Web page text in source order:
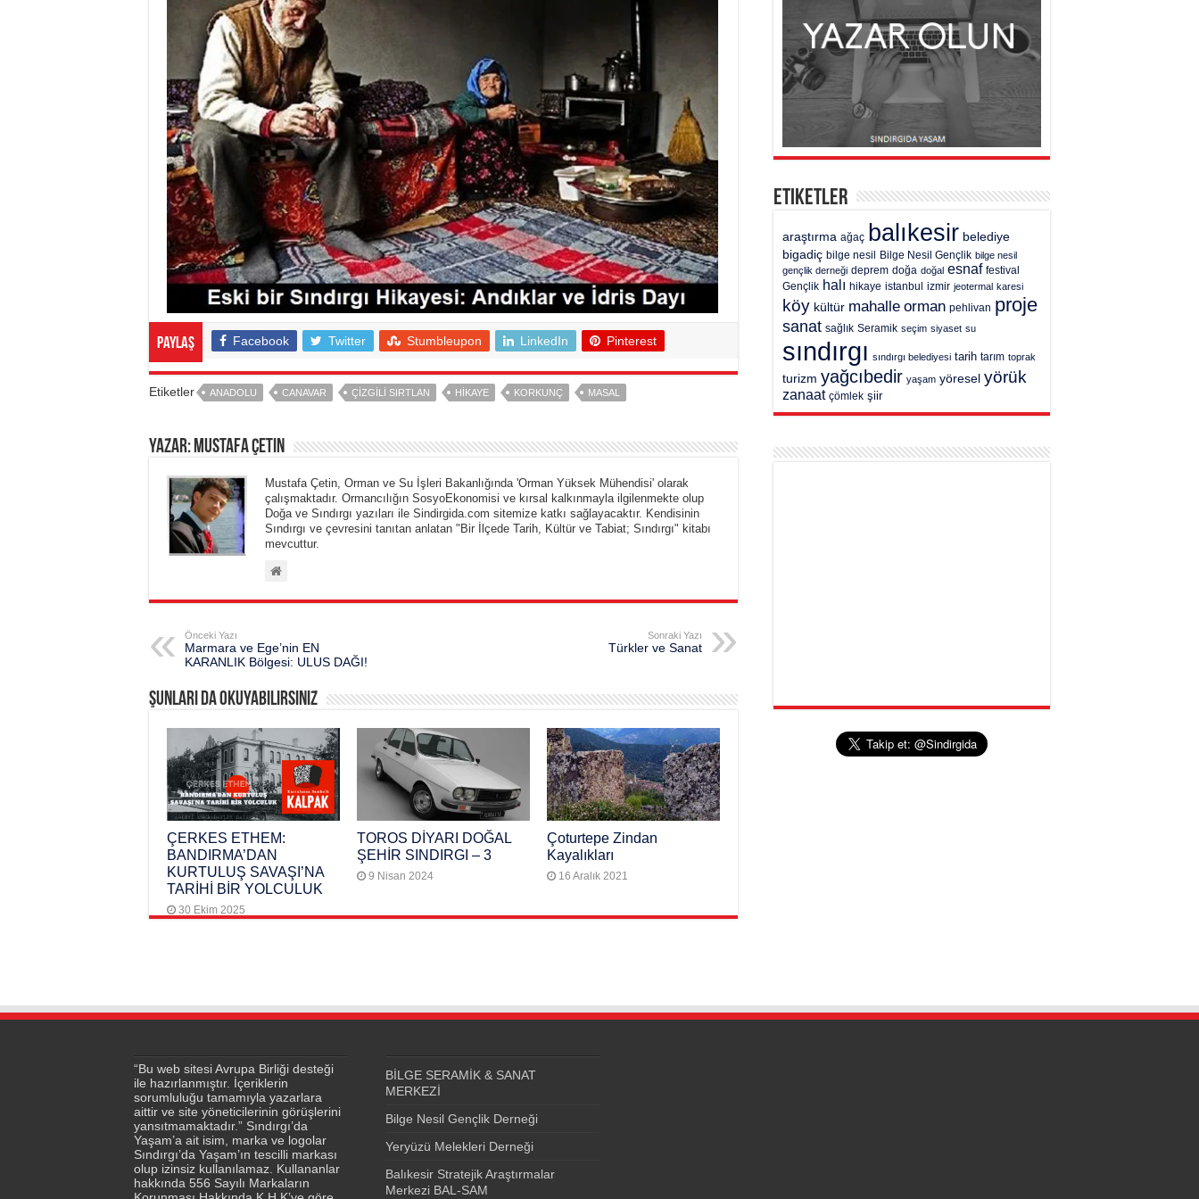
Paylaş Facebook Twitter Stumbleupon LinkedIn Pinterest
Etiketler ANADOLU CANAVAR ÇIZGILI SIRTLAN HIKAYE KORKUNÇ MASAL
Yazar: Mustafa Çetin
Mustafa Çetin, Orman ve Su İşleri Bakanlığında 'Orman Yüksek Mühendisi' olarak
çalışmaktadır. Ormancılığın SosyoEkonomisi ve kırsal kalkınmayla ilgilenmekte olup
Doğa ve Sındırgı yazıları ile Sindirgida.com sitemize katkı sağlayacaktır. Kendisinin
Sındırgı ve çevresini tanıtan anlatan "Bir İlçede Tarih, Kültür ve Tabiat; Sındırgı" kitabı
mevcuttur.
Önceki Yazı
Marmara ve Ege’nin EN
KARANLIK Bölgesi: ULUS DAĞI!
Sonraki Yazı
Türkler ve Sanat
Şunları da okuyabilirsiniz
ÇERKES ETHEM:
BANDIRMA’DAN
KURTULUŞ SAVAŞI’NA
TARİHİ BİR YOLCULUK
30 Ekim 2025
TOROS DİYARI DOĞAL
ŞEHİR SINDIRGI – 3
9 Nisan 2024
Çoturtepe Zindan
Kayalıkları
16 Aralık 2021
Etiketler
araştırma ağaç balıkesir belediye
bigadiç bilge nesil Bilge Nesil Gençlik bilge nesil
gençlik derneği deprem doğa doğal esnaf festival
Gençlik halı hikaye istanbul izmir jeotermal karesi
köy kültür mahalle orman pehlivan proje
sanat sağlık Seramik seçim siyaset su
sındırgı sındırgı belediyesi tarih tarım toprak
turizm yağcıbedir yaşam yöresel yörük
zanaat çömlek şiir
“Bu web sitesi Avrupa Birliği desteği
ile hazırlanmıştır. İçeriklerin
sorumluluğu tamamıyla yazarlara
aittir ve site yöneticilerinin görüşlerini
yansıtmamaktadır.” Sındırgı’da
Yaşam’a ait isim, marka ve logolar
Sındırgı’da Yaşam’ın tescilli markası
olup izinsiz kullanılamaz. Kullananlar
hakkında 556 Sayılı Markaların
BİLGE SERAMİK & SANAT
MERKEZİ
Bilge Nesil Gençlik Derneği
Yeryüzü Melekleri Derneği
Balıkesir Stratejik Araştırmalar
Merkezi BAL-SAM